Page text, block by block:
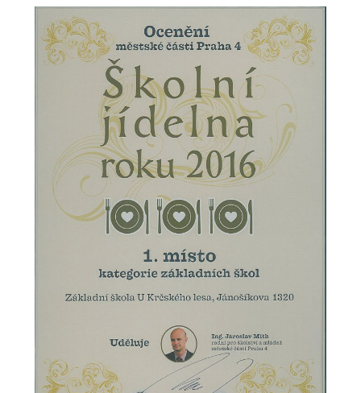
-- První školní dny
-- Virtuální prohlídka školy
-- Inspekční zpráva
Družina
-- O školní družině
-- Informace
-- Vnitřní řád školní družiny
Jídelna
-- O školní jídelně
-- Objednávky a odhlašování obědů